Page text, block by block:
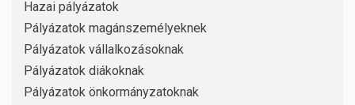
Hazai pályázatok
Pályázatok magánszemélyeknek
Pályázatok vállalkozásoknak
Pályázatok diákoknak
Pályázatok önkormányzatoknak